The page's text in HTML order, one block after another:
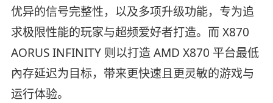
优异的信号完整性，以及多项升级功能，专为追
求极限性能的玩家与超频爱好者打造。而 X870
AORUS INFINITY 则以打造 AMD X870 平台最低
內存延迟为目标，带来更快速且更灵敏的游戏与
运行体验。